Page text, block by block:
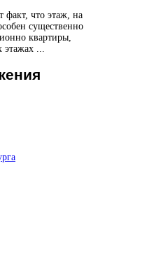
факт, что этаж, на
существенно
квартиры,
...